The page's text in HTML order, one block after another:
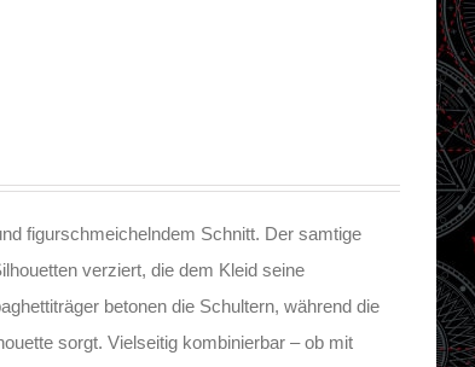
figurschmeichelndem Schnitt. Der samtige
verziert, die dem Kleid seine
betonen die Schultern, während die
sorgt. Vielseitig kombinierbar – ob mit